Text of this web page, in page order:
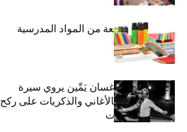
حجز 1926 قطعة من المواد المدرسية
الفنان اللبناني غسان يَمِّين يروي سيرة
شارل أزنافور بالأغاني والذكريات على ركح
مسرح الحمامات